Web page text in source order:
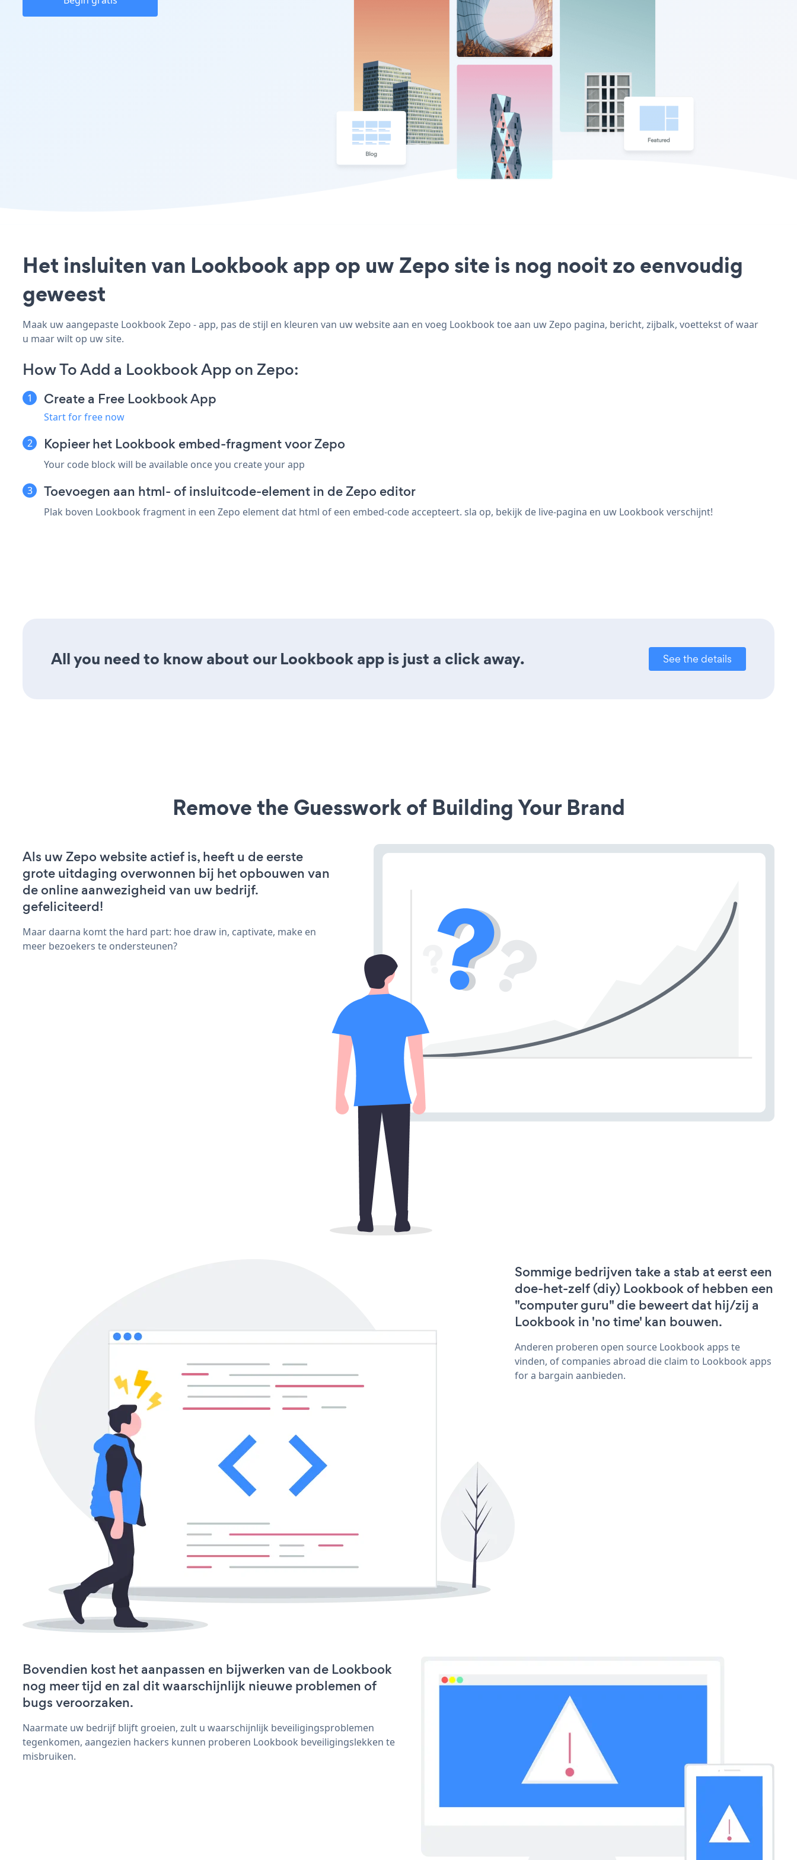
Het insluiten van Lookbook app op uw Zepo site is nog nooit zo eenvoudig
geweest
Maak uw aangepaste Lookbook Zepo - app, pas de stijl en kleuren van uw website aan en voeg Lookbook toe aan uw Zepo pagina, bericht, zijbalk, voettekst of waar
u maar wilt op uw site.
How To Add a Lookbook App on Zepo:
Create a Free Lookbook App
Start for free now
Kopieer het Lookbook embed-fragment voor Zepo
Your code block will be available once you create your app
Toevoegen aan html- of insluitcode-element in de Zepo editor
Plak boven Lookbook fragment in een Zepo element dat html of een embed-code accepteert. sla op, bekijk de live-pagina en uw Lookbook verschijnt!
All you need to know about our Lookbook app is just a click away. See the details
Remove the Guesswork of Building Your Brand
Als uw Zepo website actief is, heeft u de eerste
grote uitdaging overwonnen bij het opbouwen van
de online aanwezigheid van uw bedrijf.
gefeliciteerd!
Maar daarna komt the hard part: hoe draw in, captivate, make en
meer bezoekers te ondersteunen?
Sommige bedrijven take a stab at eerst een
doe-het-zelf (diy) Lookbook of hebben een
"computer guru" die beweert dat hij/zij a
Lookbook in 'no time' kan bouwen.
Anderen proberen open source Lookbook apps te
vinden, of companies abroad die claim to Lookbook apps
for a bargain aanbieden.
Bovendien kost het aanpassen en bijwerken van de Lookbook
nog meer tijd en zal dit waarschijnlijk nieuwe problemen of
bugs veroorzaken.
Naarmate uw bedrijf blijft groeien, zult u waarschijnlijk beveiligingsproblemen
tegenkomen, aangezien hackers kunnen proberen Lookbook beveiligingslekken te
misbruiken.